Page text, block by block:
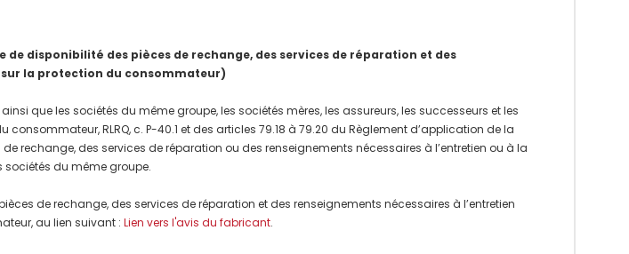
disponibilité des pièces de rechange, des services de réparation et des
sur la protection du consommateur)
que les sociétés du même groupe, les sociétés mères, les assureurs, les successeurs et les
RLRQ, c. P-40.1 et des articles 79.18 à 79.20 du Règlement d’application de la
rechange, des services de réparation ou des renseignements nécessaires à l’entretien ou à la
sociétés du même groupe.
de rechange, des services de réparation et des renseignements nécessaires à l’entretien
au lien suivant : Lien vers l'avis du fabricant.